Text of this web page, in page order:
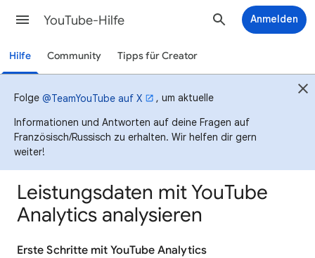
YouTube-Hilfe Anmelden
Hilfe Community Tipps für Creator
Folge @TeamYouTube auf X
, um aktuelle
Informationen und Antworten auf deine Fragen auf
Französisch/Russisch zu erhalten. Wir helfen dir gern
weiter!
Leistungsdaten mit YouTube
Analytics analysieren
Erste Schritte mit YouTube Analytics